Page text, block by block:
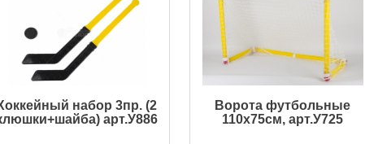
набор 3пр. (2
арт.У886
Ворота футбольные
110х75см, арт.У725